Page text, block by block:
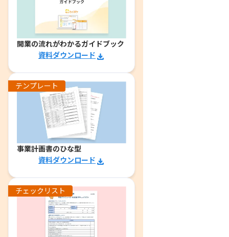
開業の流れがわかるガイドブック
資料ダウンロード
テンプレート
事業計画書のひな型
資料ダウンロード
チェックリスト